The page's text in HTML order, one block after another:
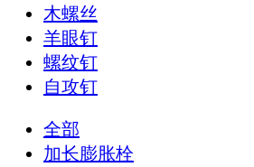
木螺丝
羊眼钉
螺纹钉
自攻钉
全部
加长膨胀栓